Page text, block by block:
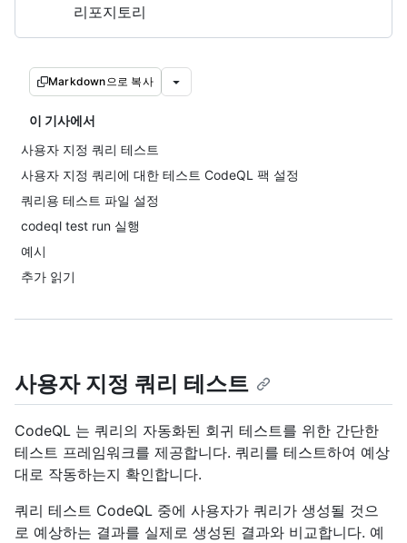
리포지토리
Markdown으로 복사
이 기사에서
사용자 지정 쿼리 테스트
사용자 지정 쿼리에 대한 테스트 CodeQL 팩 설정
쿼리용 테스트 파일 설정
codeql test run 실행
예시
추가 읽기
사용자 지정 쿼리 테스트
CodeQL 는 쿼리의 자동화된 회귀 테스트를 위한 간단한
테스트 프레임워크를 제공합니다. 쿼리를 테스트하여 예상
대로 작동하는지 확인합니다.
쿼리 테스트 CodeQL 중에 사용자가 쿼리가 생성될 것으
로 예상하는 결과를 실제로 생성된 결과와 비교합니다. 예